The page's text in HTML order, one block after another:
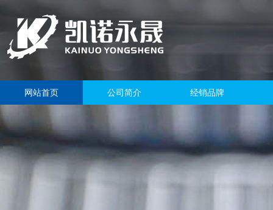
网站首页 公司简介 经销品牌